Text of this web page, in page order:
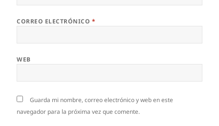
CORREO ELECTRÓNICO *
WEB
Guarda mi nombre, correo electrónico y web en este
navegador para la próxima vez que comente.